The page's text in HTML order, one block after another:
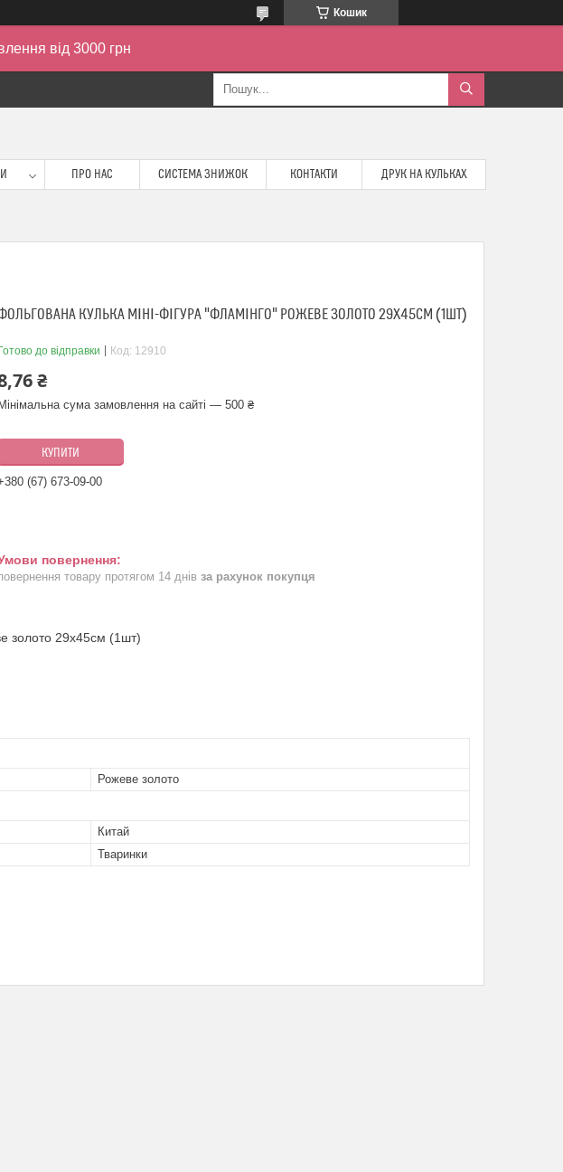
Кошик
від 3000 грн
ПРО НАС СИСТЕМА ЗНИЖОК КОНТАКТИ ДРУК НА КУЛЬКАХ
КУЛЬКА МІНІ-ФІГУРА "ФЛАМІНГО" РОЖЕВЕ ЗОЛОТО 29Х45СМ (1ШТ)
Готово до відправки Код: 12910
₴
Мінімальна сума замовлення на сайті — 500 ₴
КУПИТИ
(67) 673-09-00
товару протягом 14 днів за рахунок покупця
золото 29х45см (1шт)
Рожеве золото
Китай
Тваринки